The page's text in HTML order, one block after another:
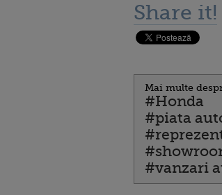
Share it!
Mai multe
#Honda
#piata
#vanzari